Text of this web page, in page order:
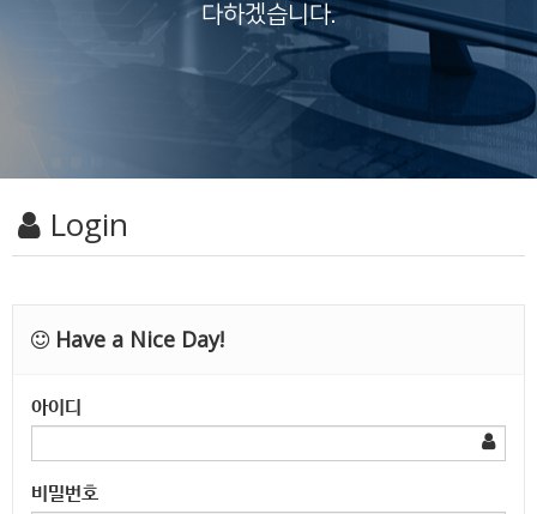
다하겠습니다.
Login
Have a Nice Day!
아이디
비밀번호